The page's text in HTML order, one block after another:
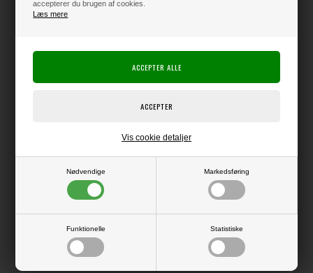
accepterer du brugen af cookies.
Læs mere
Nødvendige Markedsføring
Funktionelle Statistiske
Vis cookie detaljer
Blok med hele 40 ark dobbeltsidet papir i str. ca. 15x15 cm.
Trykt på kraftigt 180 gsm papir.
LÆS OG BLIV INSPIRERET
Læs flere artikler...